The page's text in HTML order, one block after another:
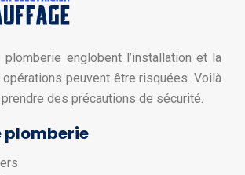
plomberie englobent l’installation et la
opérations peuvent être risquées. Voilà
des précautions de sécurité.
plomberie